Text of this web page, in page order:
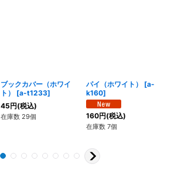
ブックカバー（ホワイ
ト）
[a-t1233]
45円(税込)
在庫数 29個
パイ（ホワイト） [a-
k160]
160円(税込)
在庫数 7個